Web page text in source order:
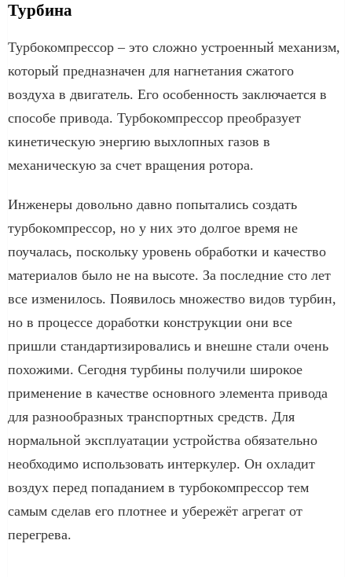
Турбина
Турбокомпрессор – это сложно устроенный механизм,
который предназначен для нагнетания сжатого
воздуха в двигатель. Его особенность заключается в
способе привода. Турбокомпрессор преобразует
кинетическую энергию выхлопных газов в
механическую за счет вращения ротора.
Инженеры довольно давно попытались создать
турбокомпрессор, но у них это долгое время не
поучалась, поскольку уровень обработки и качество
материалов было не на высоте. За последние сто лет
все изменилось. Появилось множество видов турбин,
но в процессе доработки конструкции они все
пришли стандартизировались и внешне стали очень
похожими. Сегодня турбины получили широкое
применение в качестве основного элемента привода
для разнообразных транспортных средств. Для
нормальной эксплуатации устройства обязательно
необходимо использовать интеркулер. Он охладит
воздух перед попаданием в турбокомпрессор тем
самым сделав его плотнее и убережёт агрегат от
перегрева.